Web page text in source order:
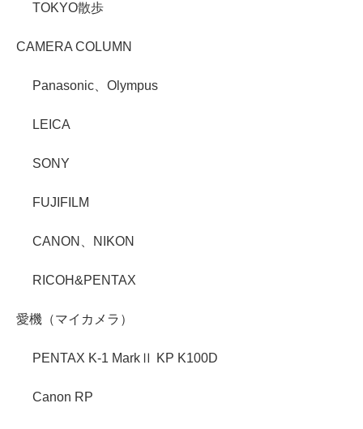
TOKYO散歩
CAMERA COLUMN
Panasonic、Olympus
LEICA
SONY
FUJIFILM
CANON、NIKON
RICOH&PENTAX
愛機（マイカメラ）
PENTAX K-1 MarkⅡ KP K100D
Canon RP